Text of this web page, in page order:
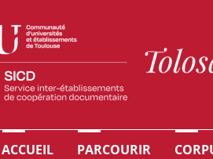
Navigation
ACCUEIL PARCOURIR